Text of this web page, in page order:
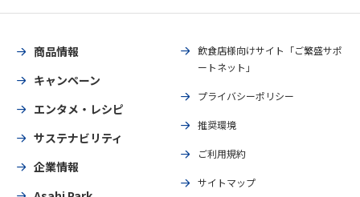
商品情報
キャンペーン
エンタメ・レシピ
サステナビリティ
企業情報
飲食店様向けサイト「ご繁盛サポ
ートネット」
プライバシーポリシー
推奨環境
ご利用規約
サイトマップ